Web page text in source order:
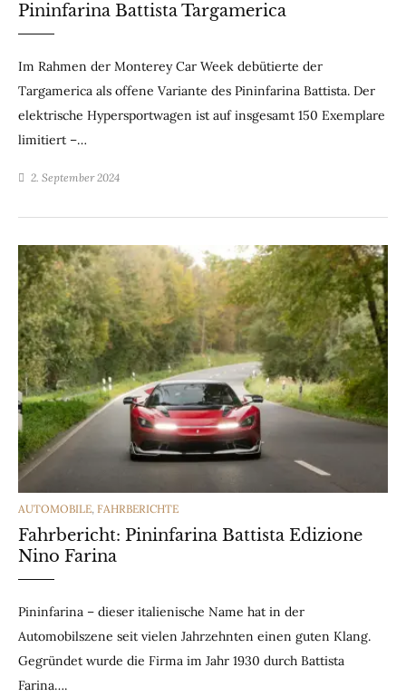
Pininfarina Battista Targamerica
Im Rahmen der Monterey Car Week debütierte der
Targamerica als offene Variante des Pininfarina Battista. Der
elektrische Hypersportwagen ist auf insgesamt 150 Exemplare
limitiert –…
2. September 2024
CATEGORIES
AUTOMOBILE FAHRBERICHTE
Fahrbericht: Pininfarina Battista Edizione
Nino Farina
Pininfarina – dieser italienische Name hat in der
Automobilszene seit vielen Jahrzehnten einen guten Klang.
Gegründet wurde die Firma im Jahr 1930 durch Battista
Farina….